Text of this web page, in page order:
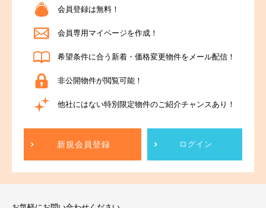
会員登録は無料！
会員専用マイページを作成！
希望条件に合う新着・価格変更物件をメール配信！
非公開物件が閲覧可能！
他社にはない特別限定物件のご紹介チャンスあり！
新規会員登録 ログイン